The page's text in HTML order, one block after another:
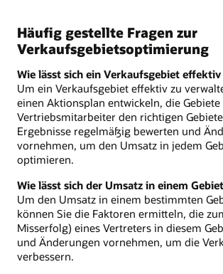
Häufig gestellte Fragen zur
Verkaufsgebietsoptimierung
Wie lässt sich ein Verkaufsgebiet
Um ein Verkaufsgebiet effektiv zu
einen Aktionsplan entwickeln, die
Vertriebsmitarbeiter den richtigen
Ergebnisse regelmäßig bewerten und
vornehmen, um den Umsatz in jedem
optimieren.
Wie lässt sich der Umsatz in einem
Um den Umsatz in einem bestimmten
können Sie die Faktoren ermitteln, die
Misserfolg) eines Vertreters in diesem
und Änderungen vornehmen, um die
verbessern.